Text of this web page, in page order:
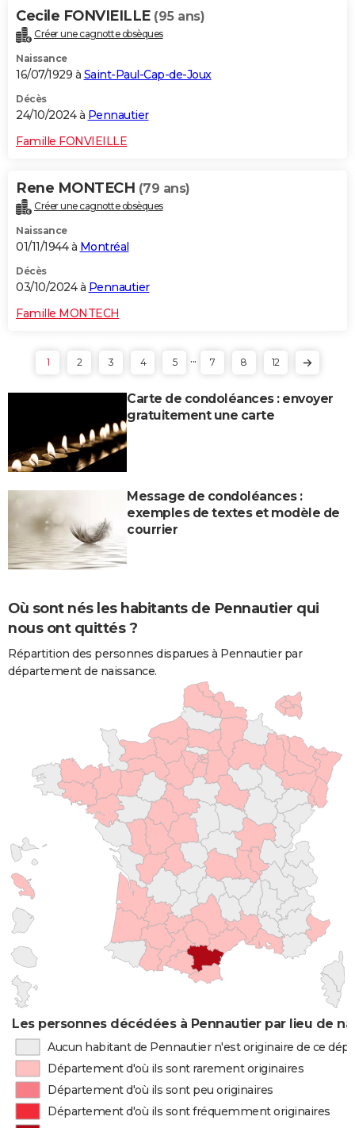
Cecile FONVIEILLE (95 ans)
Créer une cagnotte obsèques
Naissance
16/07/1929 à Saint-Paul-Cap-de-Joux
Décès
24/10/2024 à Pennautier
Famille FONVIEILLE
Rene MONTECH (79 ans)
Créer une cagnotte obsèques
Naissance
01/11/1944 à Montréal
Décès
03/10/2024 à Pennautier
Famille MONTECH
1 2 3 4 5 ... 7 8 12
Carte de condoléances : envoyer
gratuitement une carte
Message de condoléances :
exemples de textes et modèle de
courrier
Où sont nés les habitants de Pennautier qui
nous ont quittés ?
Répartition des personnes disparues à Pennautier par
département de naissance.
Les personnes décédées à Pennautier par lieu de
Aucun habitant de Pennautier n'est originaire de ce
Département d'où ils sont rarement originaires
Département d'où ils sont peu originaires
Département d'où ils sont fréquemment originaires